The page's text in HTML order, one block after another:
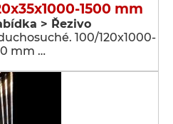
1500 mm
> Řezivo
100/120x1000-
mm …